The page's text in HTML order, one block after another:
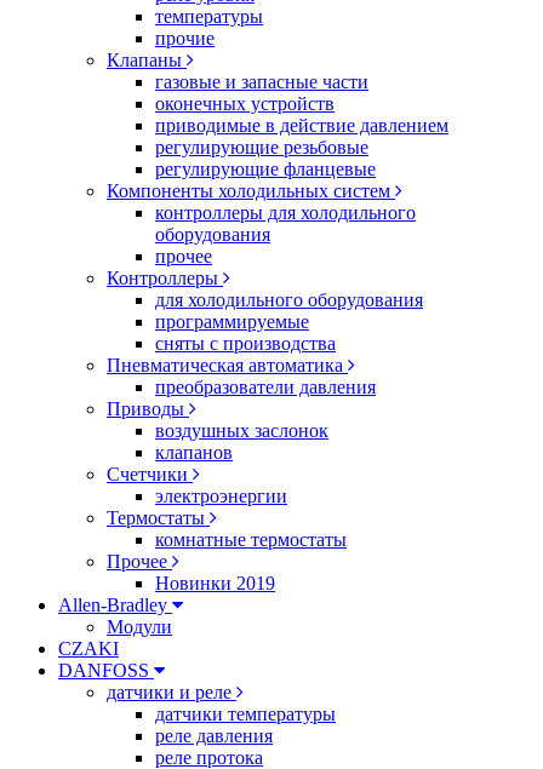
температуры
прочие
Клапаны
газовые и запасные части
оконечных устройств
приводимые в действие давлением
регулирующие резьбовые
регулирующие фланцевые
Компоненты холодильных систем
контроллеры для холодильного
оборудования
прочее
Контроллеры
для холодильного оборудования
программируемые
сняты с производства
Пневматическая автоматика
преобразователи давления
Приводы
воздушных заслонок
клапанов
Счетчики
электроэнергии
Термостаты
комнатные термостаты
Прочее
Новинки 2019
Allen-Bradley
Модули
CZAKI
DANFOSS
датчики и реле
датчики температуры
реле давления
реле протока